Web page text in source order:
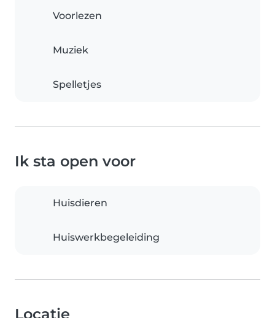
Voorlezen
Muziek
Spelletjes
Ik sta open voor
Huisdieren
Huiswerkbegeleiding
Locatie